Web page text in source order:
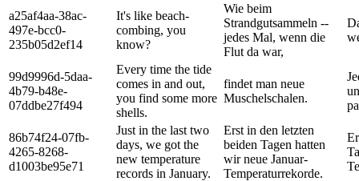
a25af4aa-38ac-
497e-bcc0-
235b05d2ef14
It's like beach-
combing, you
know?
Wie beim
Strandgutsammeln --
jedes Mal, wenn die
Flut da war,
99d9996d-5daa-
4b79-b48e-
07ddbe27f494
Every time the tide
comes in and out,
you find some more
shells.
findet man neue
Muschelschalen.
86b74f24-07fb-
4265-8268-
d1003be95e71
Just in the last two
days, we got the
new temperature
records in January.
Erst in den letzten
beiden Tagen hatten
wir neue Januar-
Temperaturrekorde.